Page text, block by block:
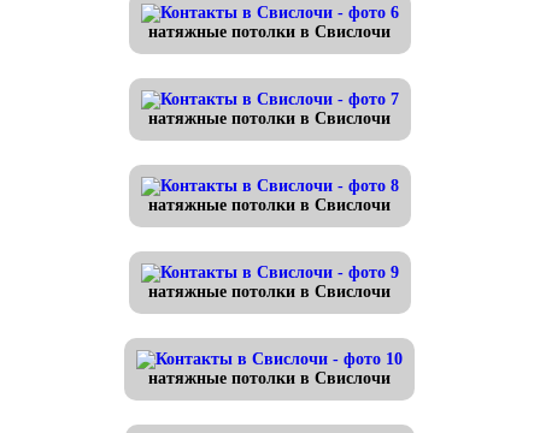
натяжные потолки в Свислочи
натяжные потолки в Свислочи
натяжные потолки в Свислочи
натяжные потолки в Свислочи
натяжные потолки в Свислочи